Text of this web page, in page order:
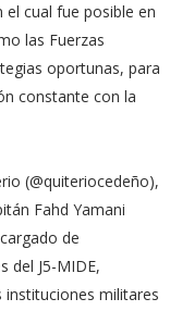
el cual fue posible en
las Fuerzas
oportunas, para
constante con la
(@quiteriocedeño),
Fahd Yamani
de
del J5-MIDE,
instituciones militares